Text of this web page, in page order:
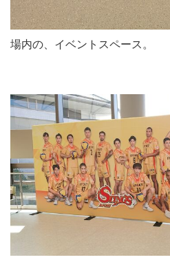
場内の、イベントスペース。